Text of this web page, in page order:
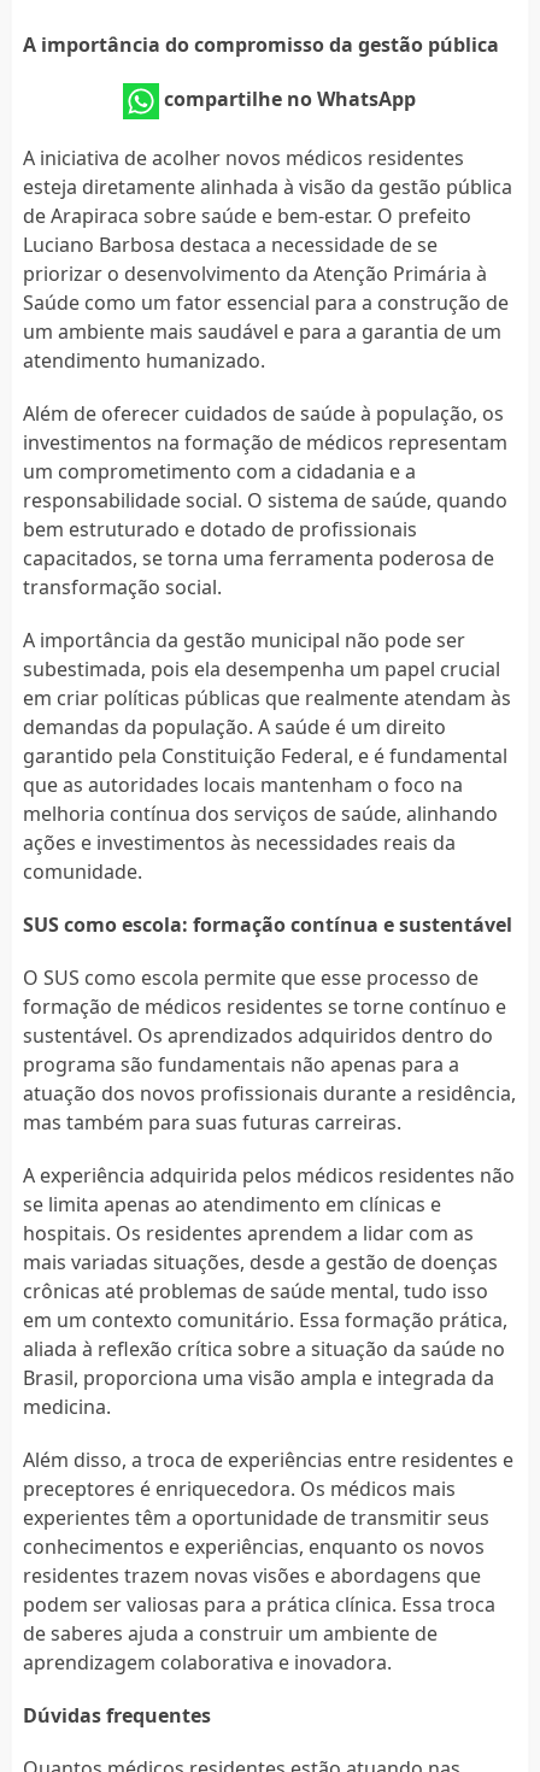
A importância do compromisso da gestão pública
compartilhe no WhatsApp
A iniciativa de acolher novos médicos residentes
esteja diretamente alinhada à visão da gestão pública
de Arapiraca sobre saúde e bem-estar. O prefeito
Luciano Barbosa destaca a necessidade de se
priorizar o desenvolvimento da Atenção Primária à
Saúde como um fator essencial para a construção de
um ambiente mais saudável e para a garantia de um
atendimento humanizado.
Além de oferecer cuidados de saúde à população, os
investimentos na formação de médicos representam
um comprometimento com a cidadania e a
responsabilidade social. O sistema de saúde, quando
bem estruturado e dotado de profissionais
capacitados, se torna uma ferramenta poderosa de
transformação social.
A importância da gestão municipal não pode ser
subestimada, pois ela desempenha um papel crucial
em criar políticas públicas que realmente atendam às
demandas da população. A saúde é um direito
garantido pela Constituição Federal, e é fundamental
que as autoridades locais mantenham o foco na
melhoria contínua dos serviços de saúde, alinhando
ações e investimentos às necessidades reais da
comunidade.
SUS como escola: formação contínua e sustentável
O SUS como escola permite que esse processo de
formação de médicos residentes se torne contínuo e
sustentável. Os aprendizados adquiridos dentro do
programa são fundamentais não apenas para a
atuação dos novos profissionais durante a residência,
mas também para suas futuras carreiras.
A experiência adquirida pelos médicos residentes não
se limita apenas ao atendimento em clínicas e
hospitais. Os residentes aprendem a lidar com as
mais variadas situações, desde a gestão de doenças
crônicas até problemas de saúde mental, tudo isso
em um contexto comunitário. Essa formação prática,
aliada à reflexão crítica sobre a situação da saúde no
Brasil, proporciona uma visão ampla e integrada da
medicina.
Além disso, a troca de experiências entre residentes e
preceptores é enriquecedora. Os médicos mais
experientes têm a oportunidade de transmitir seus
conhecimentos e experiências, enquanto os novos
residentes trazem novas visões e abordagens que
podem ser valiosas para a prática clínica. Essa troca
de saberes ajuda a construir um ambiente de
aprendizagem colaborativa e inovadora.
Dúvidas frequentes